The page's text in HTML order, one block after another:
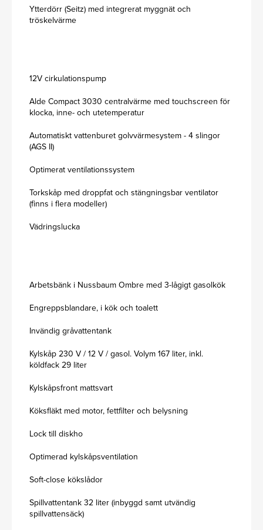
Ytterdörr (Seitz) med integrerat myggnät och
tröskelvärme
12V cirkulationspump
Alde Compact 3030 centralvärme med touchscreen för
klocka, inne- och utetemperatur
Automatiskt vattenburet golvvärmesystem - 4 slingor
(AGS II)
Optimerat ventilationssystem
Torkskåp med droppfat och stängningsbar ventilator
(finns i flera modeller)
Vädringslucka
Arbetsbänk i Nussbaum Ombre med 3-lågigt gasolkök
Engreppsblandare, i kök och toalett
Invändig gråvattentank
Kylskåp 230 V / 12 V / gasol. Volym 167 liter, inkl.
köldfack 29 liter
Kylskåpsfront mattsvart
Köksfläkt med motor, fettfilter och belysning
Lock till diskho
Optimerad kylskåpsventilation
Soft-close kökslådor
Spillvattentank 32 liter (inbyggd samt utvändig
spillvattensäck)